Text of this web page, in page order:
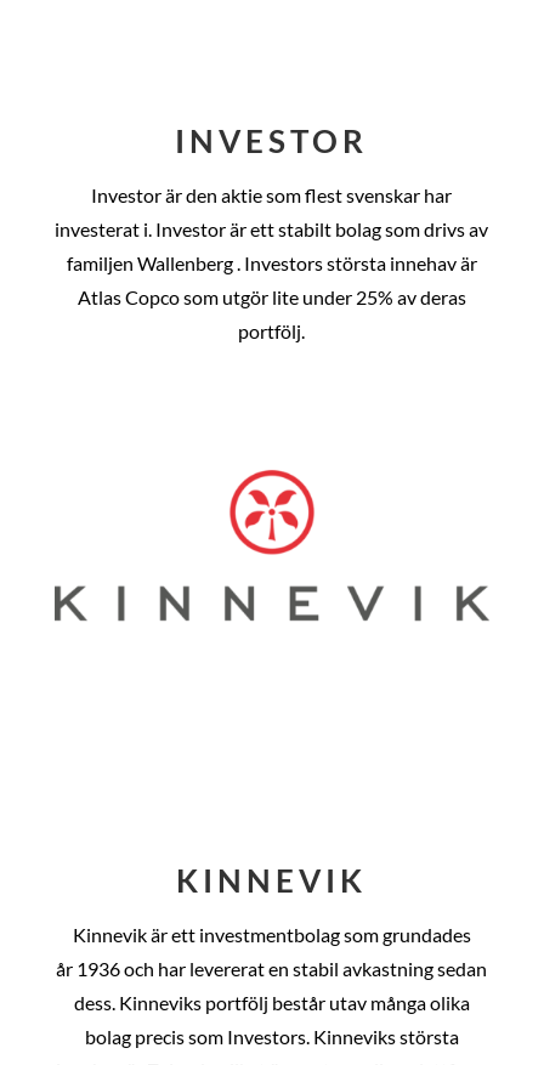
INVESTOR
Investor är den aktie som flest svenskar har
investerat i. Investor är ett stabilt bolag som drivs av
familjen Wallenberg . Investors största innehav är
Atlas Copco som utgör lite under 25% av deras
portfölj.
KINNEVIK
Kinnevik är ett investmentbolag som grundades
år 1936 och har levererat en stabil avkastning sedan
dess. Kinneviks portfölj består utav många olika
bolag precis som Investors. Kinneviks största